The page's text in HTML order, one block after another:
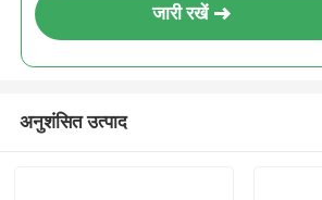
जारी रखें
अनुशंसित उत्पाद